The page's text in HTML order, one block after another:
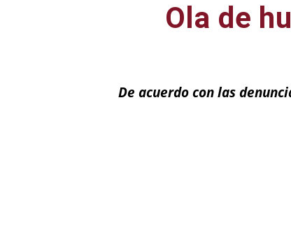
Ola de
De acuerdo con las